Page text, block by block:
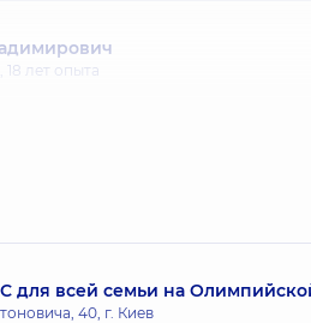
18 лет опыта
для всей семьи на
40, г. Киев